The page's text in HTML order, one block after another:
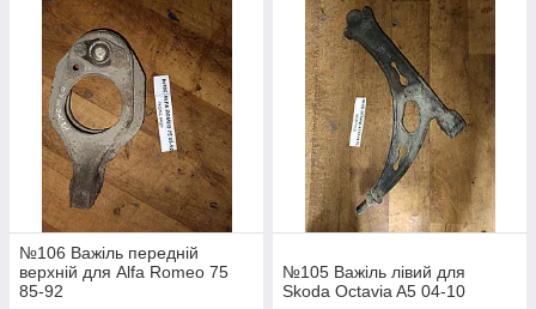
№106 Важіль передній
верхній для Alfa Romeo 75
85-92
№105 Важіль лівий для
Skoda Octavia A5 04-10